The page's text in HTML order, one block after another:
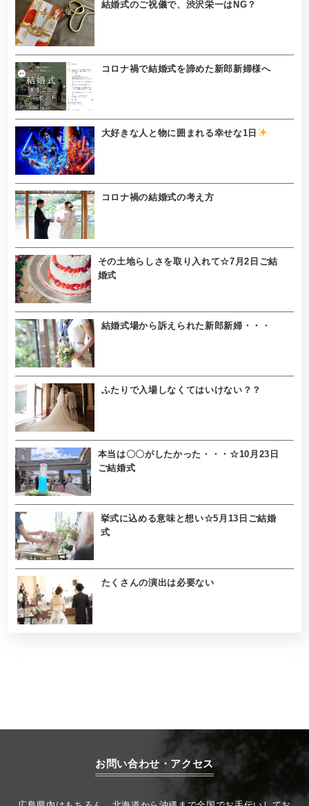
結婚式のご祝儀で、渋沢栄一はNG？
コロナ禍で結婚式を諦めた新郎新婦様へ
大好きな人と物に囲まれる幸せな1日
コロナ禍の結婚式の考え方
その土地らしさを取り入れて☆7月2日ご結
婚式
結婚式場から訴えられた新郎新婦・・・
ふたりで入場しなくてはいけない？？
本当は〇〇がしたかった・・・☆10月23日
ご結婚式
挙式に込める意味と想い☆5月13日ご結婚
式
たくさんの演出は必要ない
お問い合わせ・アクセス